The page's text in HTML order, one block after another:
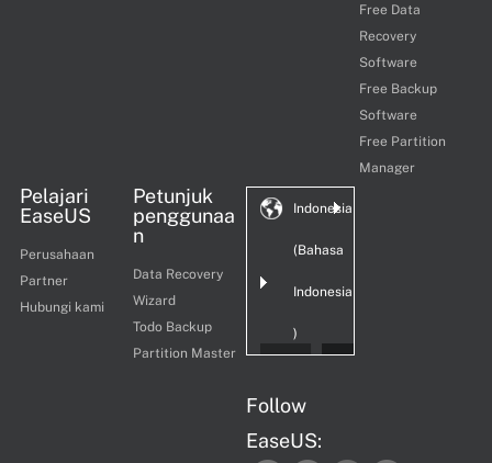
Free Data
Recovery
Software
Free Backup
Software
Free Partition
Manager
Pelajari
EaseUS
Perusahaan
Partner
Hubungi kami
Petunjuk
penggunaa
n
Data Recovery
Wizard
Todo Backup
Partition Master
Indonesia
(Bahasa
Indonesia
)
Follow
EaseUS: